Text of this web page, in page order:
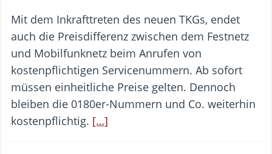
Mit dem Inkrafttreten des neuen TKGs, endet
auch die Preisdifferenz zwischen dem Festnetz
und Mobilfunknetz beim Anrufen von
kostenpflichtigen Servicenummern. Ab sofort
müssen einheitliche Preise gelten. Dennoch
bleiben die 0180er-Nummern und Co. weiterhin
kostenpflichtig. […]